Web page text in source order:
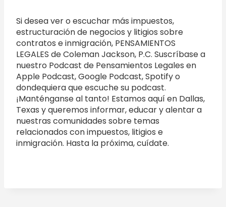
Si desea ver o escuchar más impuestos,
estructuración de negocios y litigios sobre
contratos e inmigración, PENSAMIENTOS
LEGALES de Coleman Jackson, P.C. Suscríbase a
nuestro Podcast de Pensamientos Legales en
Apple Podcast, Google Podcast, Spotify o
dondequiera que escuche su podcast.
¡Manténganse al tanto! Estamos aquí en Dallas,
Texas y queremos informar, educar y alentar a
nuestras comunidades sobre temas
relacionados con impuestos, litigios e
inmigración. Hasta la próxima, cuídate.